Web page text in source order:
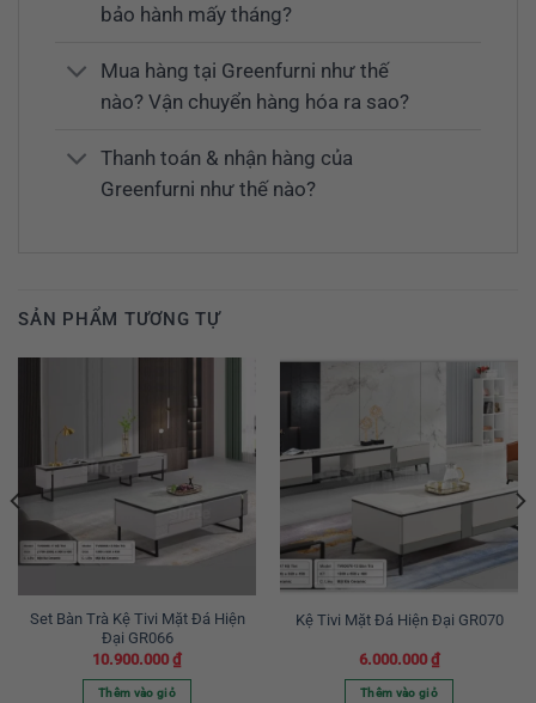
bảo hành mấy tháng?
Mua hàng tại Greenfurni như thế
nào? Vận chuyển hàng hóa ra sao?
Thanh toán & nhận hàng của
Greenfurni như thế nào?
SẢN PHẨM TƯƠNG TỰ
Set Bàn Trà Kệ Tivi Mặt Đá Hiện
Đại GR066
10.900.000 ₫
Thêm vào giỏ
Kệ Tivi Mặt Đá Hiện Đại GR070
6.000.000 ₫
Thêm vào giỏ